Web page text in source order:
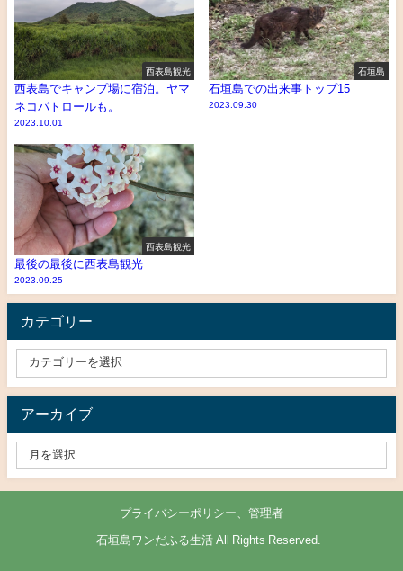
西表島観光
西表島でキャンプ場に宿泊。ヤマ
ネコパトロールも。
2023.10.01
石垣島
石垣島での出来事トップ15
2023.09.30
西表島観光
最後の最後に西表島観光
2023.09.25
カテゴリー
アーカイブ
プライバシーポリシー、管理者
© 石垣島ワンだふる生活 All Rights Reserved.